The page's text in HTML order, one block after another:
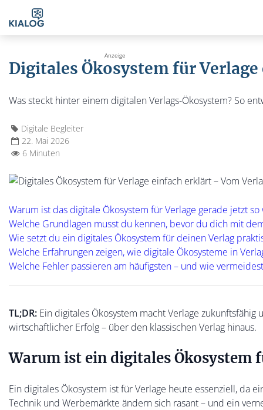
Digitales Ökosystem für
Was steckt hinter einem digitalen Verlags-Ökosystem? So
Digitale Begleiter
22. Mai 2026
6 Minuten
Warum ist das digitale Ökosystem für Verlage gerade jetzt so
Welche Grundlagen musst du kennen, bevor du dich mit
Wie setzt du ein digitales Ökosystem für deinen Verlag
Welche Erfahrungen zeigen, wie digitale Ökosysteme in
Welche Fehler passieren am häufigsten – und wie
TL;DR: Ein digitales Ökosystem macht Verlage
wirtschaftlicher Erfolg – über den klassischen Verlag hinaus.
Warum ist ein digitales Ökosystem
Ein digitales Ökosystem ist für Verlage heute essenziell, da
Technik und Werbemärkte ändern sich rasant – und ein